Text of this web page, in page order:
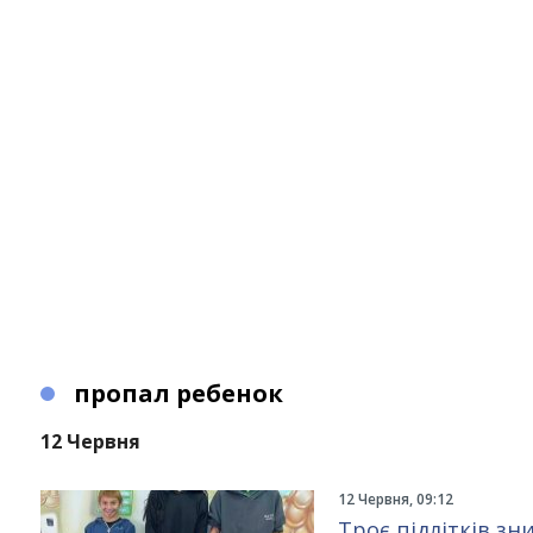
пропал ребенок
12 Червня
12 Червня, 09:12